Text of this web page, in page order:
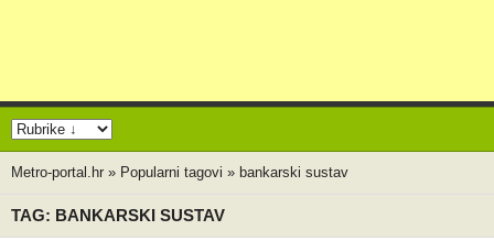
Metro-portal.hr » Popularni tagovi » bankarski sustav
TAG: BANKARSKI SUSTAV